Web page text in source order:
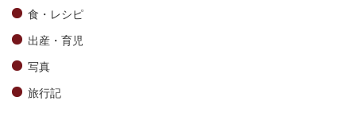
食・レシピ
出産・育児
写真
旅行記